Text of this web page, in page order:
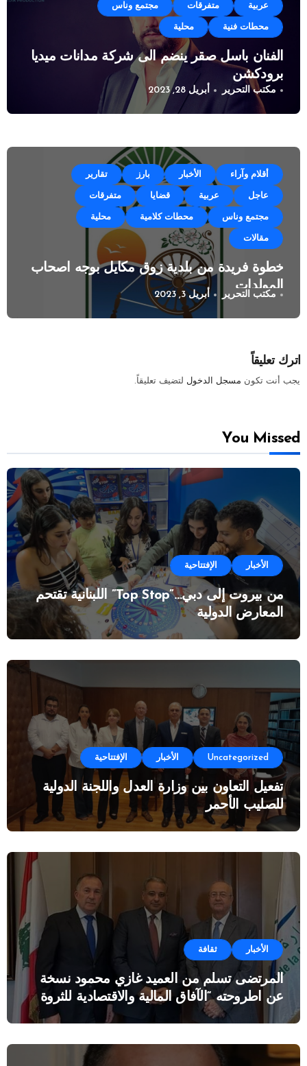
عربية متفرقات مجتمع وناس
محطات فنية محلية
الفنان باسل صقر ينضم الى شركة مدانات ميديا
برودكشن
مكتب التحرير أبريل 28, 2023
أقلام وآراء الأخبار بارز تقارير
عاجل عربية قضايا متفرقات
مجتمع وناس محطات كلامية محلية
مقالات
خطوة فريدة من بلدية زوق مكايل بوجه اصحاب
المولدات
مكتب التحرير أبريل 3, 2023
اترك تعليقاً
يجب أنت تكون مسجل الدخول لتضيف تعليقاً.
You Missed
الأخبار الإفتتاحية
من بيروت إلى دبي…”Top Stop” اللبنانية تقتحم
المعارض الدولية
Uncategorized الأخبار الإفتتاحية
تفعيل التعاون بين وزارة العدل واللجنة الدولية
للصليب الأحمر
الأخبار ثقافة
المرتضى تسلم من العميد غازي محمود نسخة
عن اطروحته “الآفاق المالية والاقتصادية للثروة